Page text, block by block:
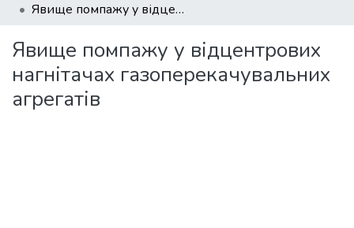
Явище помпажу у відцентрових нагнітачах газоперекачувальних агрегатів
Явище помпажу у відцентрових
нагнітачах газоперекачувальних
агрегатів